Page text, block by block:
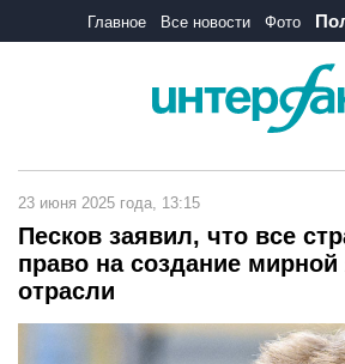
Главное Все новости Фото
23 июня 2025 года, 13:15
Песков заявил, что все
право на создание мирной
отрасли